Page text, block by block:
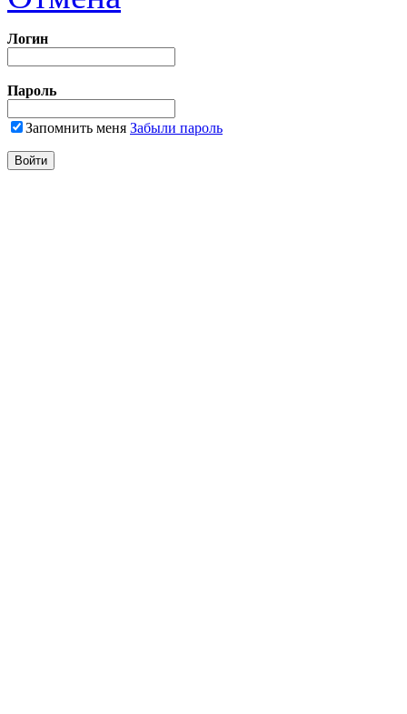
Логин
Пароль
Запомнить меня Забыли пароль